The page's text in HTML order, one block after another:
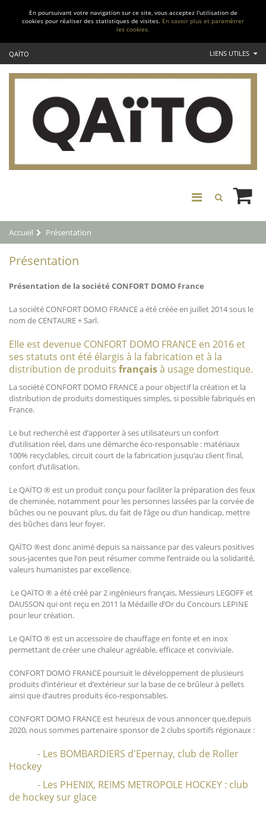
En poursuivant votre navigation sur ce site, vous acceptez l'utilisation de
cookies pour réaliser des statistiques de visites. En savoir plus et paramétrer
les cookies.
QAÏTO LIENS UTILES
Accueil Présentation
Présentation
Présentation de la société CONFORT DOMO France
La société CONFORT DOMO FRANCE a été créée en juillet 2014 sous le
nom de CENTAURE + Sarl.
Elle est devenue CONFORT DOMO FRANCE en 2016 et
ses statuts ont été élargis à la fabrication et à la
distribution de produits françaisà usage domestique.
La société CONFORT DOMO FRANCE a pour objectif la création et la
distribution de produits domestiques simples, si possible fabriqués en
France.
Le but recherché est d’apporter à ses utilisateurs un confort
d’utilisation réel, dans une démarche éco-responsable : matériaux
100% recyclables, circuit court de la fabrication jusqu’au client final,
confort d’utilisation.
Le QAÏTO ® est un produit conçu pour faciliter la préparation des feux
de cheminée, notamment pour les personnes lassées par la corvée de
bûches ou ne pouvant plus, du fait de l’âge ou d’un handicap, mettre
des bûches dans leur foyer.
QAÏTO ®est donc animé depuis sa naissance par des valeurs positives
sous-jacentes que l’on peut résumer comme l’entraide ou la solidarité,
valeurs humanistes par excellence.
Le QAÏTO ® a été créé par 2 ingénieurs français, Messieurs LEGOFF et
DAUSSON qui ont reçu en 2011 la Médaille d’Or du Concours LEPINE
pour leur création.
Le QAÏTO ® est un accessoire de chauffage en fonte et en inox
permettant de créer une chaleur agréable, efficace et conviviale.
CONFORT DOMO FRANCE poursuit le développement de plusieurs
produits d’intérieur et d’extérieur sur la base de ce brûleur à pellets
ainsi que d’autres produits éco-responsables.
CONFORT DOMO FRANCE est heureux de vous annoncer que,depuis
2020, nous sommes partenaire sponsor de 2 clubs sportifs régionaux :
- Les BOMBARDIERS d'Epernay, club de Roller
Hockey
- Les PHENIX, REIMS METROPOLE HOCKEY : club
de hockey sur glace